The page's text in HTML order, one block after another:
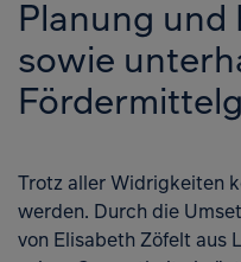
Planung und
sowie
Trotz aller Widrigkeiten
werden. Durch die
von Elisabeth Zöfelt aus